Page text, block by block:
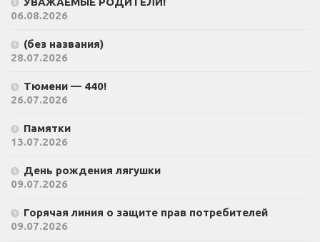
06.08.2026
(без названия)
28.07.2026
Тюмени — 440!
26.07.2026
Памятки
13.07.2026
День рождения лягушки
09.07.2026
Горячая линия о защите прав потребителей
09.07.2026